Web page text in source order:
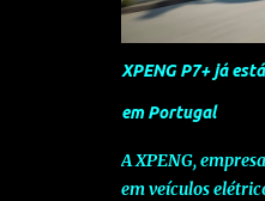
XPENG P7+ já
em Portugal
A XPENG,
em veículos